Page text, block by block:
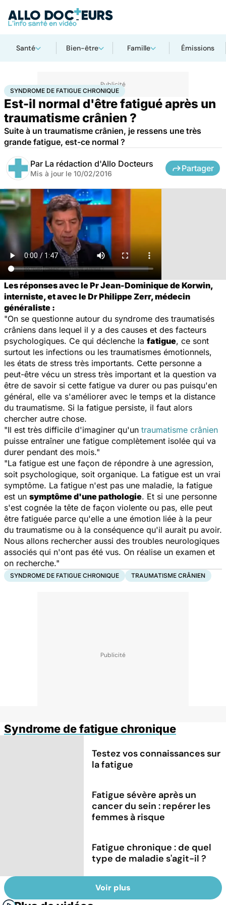
Santé Bien-être Famille Émissions
AccueilSanté Syndrome de fatigue chronique
SYNDROME DE FATIGUE CHRONIQUE
Est-il normal d'être fatigué après un
traumatisme crânien ?
Suite à un traumatisme crânien, je ressens une très
grande fatigue, est-ce normal ?
Par La rédaction d'Allo Docteurs
Mis à jour le 10/02/2016
Partager
Les réponses avec le Pr Jean-Dominique de Korwin,
interniste, et avec le Dr Philippe Zerr, médecin
généraliste :
"On se questionne autour du syndrome des traumatisés
crâniens dans lequel il y a des causes et des facteurs
psychologiques. Ce qui déclenche la fatigue, ce sont
surtout les infections ou les traumatismes émotionnels,
les états de stress très importants. Cette personne a
peut-être vécu un stress très important et la question va
être de savoir si cette fatigue va durer ou pas puisqu'en
général, elle va s'améliorer avec le temps et la distance
du traumatisme. Si la fatigue persiste, il faut alors
chercher autre chose.
"Il est très difficile d'imaginer qu'un traumatisme crânien
puisse entraîner une fatigue complètement isolée qui va
durer pendant des mois."
"La fatigue est une façon de répondre à une agression,
soit psychologique, soit organique. La fatigue est un vrai
symptôme. La fatigue n'est pas une maladie, la fatigue
est un symptôme d'une pathologie. Et si une personne
s'est cognée la tête de façon violente ou pas, elle peut
être fatiguée parce qu'elle a une émotion liée à la peur
du traumatisme ou à la conséquence qu'il aurait pu avoir.
Nous allons rechercher aussi des troubles neurologiques
associés qui n'ont pas été vus. On réalise un examen et
on recherche."
SYNDROME DE FATIGUE CHRONIQUE TRAUMATISME CRÂNIEN
Syndrome de fatigue chronique
Testez vos connaissances sur
la fatigue
Fatigue sévère après un
cancer du sein : repérer les
femmes à risque
Fatigue chronique : de quel
type de maladie s'agit-il ?
Voir plus